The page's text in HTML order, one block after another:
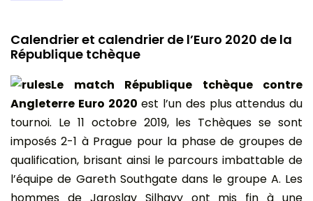
Calendrier et calendrier de l’Euro 2020 de la
République tchèque
Le match République tchèque contre
Angleterre Euro 2020 est l’un des plus attendus du
tournoi. Le 11 octobre 2019, les Tchèques se sont
imposés 2-1 à Prague pour la phase de groupes de
qualification, brisant ainsi le parcours imbattable de
l’équipe de Gareth Southgate dans le groupe A. Les
hommes de Jaroslav Silhavy ont mis fin à une